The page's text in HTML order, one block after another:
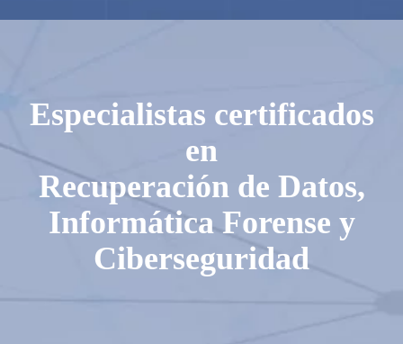
Especialistas certificados
en
Recuperación de Datos,
Informática Forense y
Ciberseguridad